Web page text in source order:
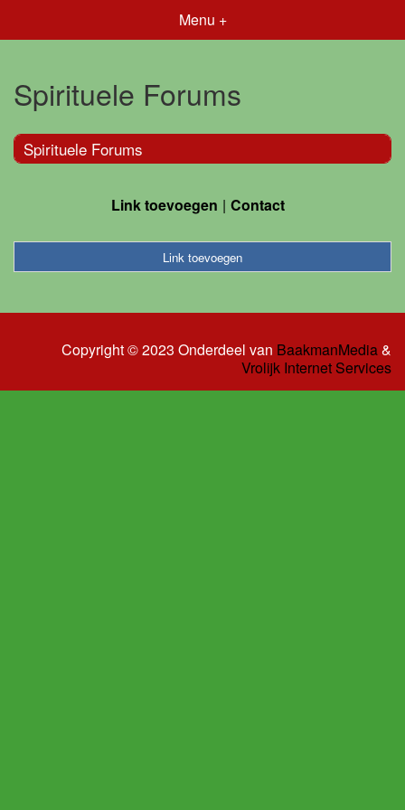
Menu +
Spirituele Forums
Spirituele Forums
Link toevoegen Contact
Link toevoegen
Copyright © 2023 Onderdeel van BaakmanMedia&
Vrolijk Internet Services